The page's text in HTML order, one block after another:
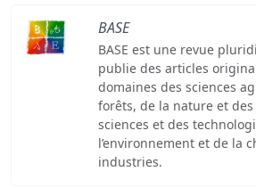
BASE
BASE est une revue
publie des articles
domaines des sciences
forêts, de la nature et des
sciences et des
l’environnement et de la
industries.